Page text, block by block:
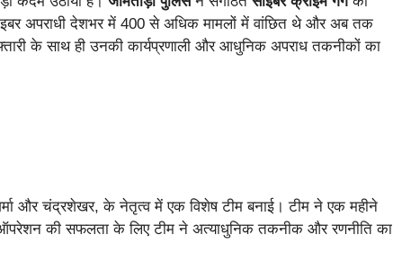
अपराधी देशभर में 400 से अधिक मामलों में वांछित थे और अब तक
के साथ ही उनकी कार्यप्रणाली और आधुनिक अपराध तकनीकों का
और चंद्रशेखर, के नेतृत्व में एक विशेष टीम बनाई। टीम ने एक महीने
ऑपरेशन की सफलता के लिए टीम ने अत्याधुनिक तकनीक और रणनीति का